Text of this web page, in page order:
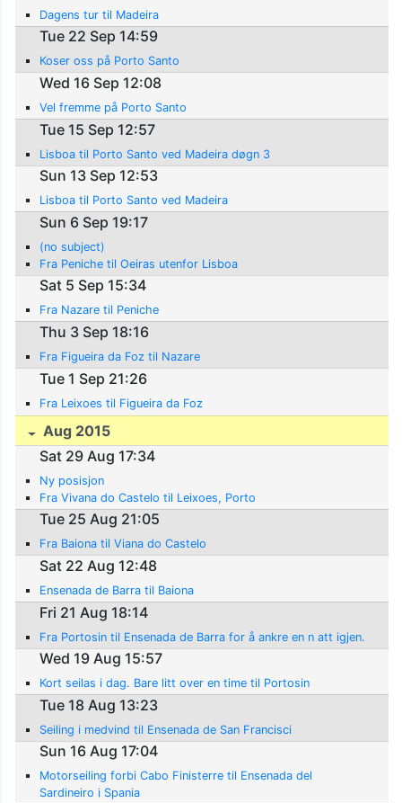
Dagens tur til Madeira
Tue 22 Sep 14:59
Koser oss på Porto Santo
Wed 16 Sep 12:08
Vel fremme på Porto Santo
Tue 15 Sep 12:57
Lisboa til Porto Santo ved Madeira døgn 3
Sun 13 Sep 12:53
Lisboa til Porto Santo ved Madeira
Sun 6 Sep 19:17
(no subject)
Fra Peniche til Oeiras utenfor Lisboa
Sat 5 Sep 15:34
Fra Nazare til Peniche
Thu 3 Sep 18:16
Fra Figueira da Foz til Nazare
Tue 1 Sep 21:26
Fra Leixoes til Figueira da Foz
Aug 2015
Sat 29 Aug 17:34
Ny posisjon
Fra Vivana do Castelo til Leixoes, Porto
Tue 25 Aug 21:05
Fra Baiona til Viana do Castelo
Sat 22 Aug 12:48
Ensenada de Barra til Baiona
Fri 21 Aug 18:14
Fra Portosin til Ensenada de Barra for å ankre en n att igjen.
Wed 19 Aug 15:57
Kort seilas i dag. Bare litt over en time til Portosin
Tue 18 Aug 13:23
Seiling i medvind til Ensenada de San Francisci
Sun 16 Aug 17:04
Motorseiling forbi Cabo Finisterre til Ensenada del
Sardineiro i Spania